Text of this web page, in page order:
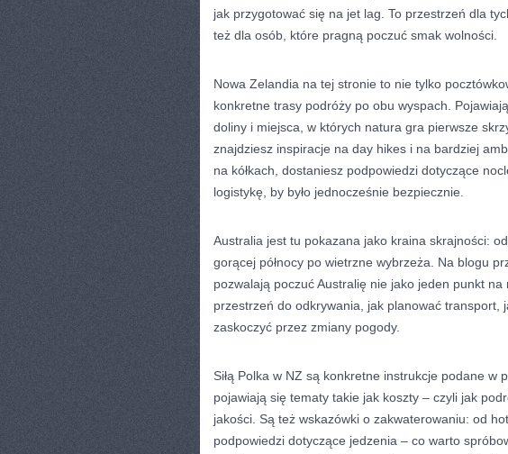
jak przygotować się na jet lag. To przestrzeń dla
też dla osób, które pragną poczuć smak wolności.
Nowa Zelandia na tej stronie to nie tylko
konkretne trasy podróży po obu wyspach.
doliny i miejsca, w których natura gra pierwsze
znajdziesz inspiracje na day hikes i na bardziej
na kółkach, dostaniesz podpowiedzi dotyczące
logistykę, by było jednocześnie bezpiecznie.
Australia jest tu pokazana jako kraina skrajności:
gorącej północy po wietrzne wybrzeża. Na blogu
pozwalają poczuć Australię nie jako jeden punkt
przestrzeń do odkrywania, jak planować transport,
zaskoczyć przez zmiany pogody.
Siłą Polka w NZ są konkretne instrukcje podane w
pojawiają się tematy takie jak koszty – czyli jak
jakości. Są też wskazówki o zakwaterowaniu: od
podpowiedzi dotyczące jedzenia – co warto